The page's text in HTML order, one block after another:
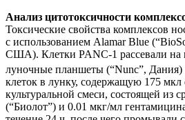
Анализ цитотоксичности
Токсические свойства комплексов
с использованием Alamar Blue
США). Клетки PANC-1 рассевали на
луночные планшеты (“Nunc”, Дания)
клеток в лунку, содержащую 175 мкл
культуральной смеси, состоящей из
(“Биолот”) и 0.01 мкг/мл